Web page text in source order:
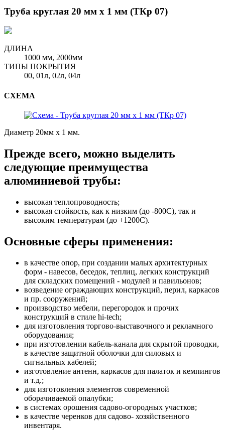
Труба круглая 20 мм х 1 мм (ТКр 07)
ДЛИНА
1000 мм, 2000мм
ТИПЫ ПОКРЫТИЯ
00, 01л, 02л, 04л
СХЕМА
Диаметр 20мм х 1 мм.
Прежде всего, можно выделить
следующие преимущества
алюминиевой трубы:
высокая теплопроводность;
высокая стойкость, как к низким (до -800С), так и
высоким температурам (до +1200С).
Основные сферы применения:
в качестве опор, при создании малых архитектурных
форм - навесов, беседок, теплиц, легких конструкций
для складских помещений - модулей и павильонов;
возведение ограждающих конструкций, перил, каркасов
и пр. сооружений;
производство мебели, перегородок и прочих
конструкций в стиле hi-tech;
для изготовления торгово-выставочного и рекламного
оборудования;
при изготовлении кабель-канала для скрытой проводки,
в качестве защитной оболочки для силовых и
сигнальных кабелей;
изготовление антенн, каркасов для палаток и кемпингов
и т.д.;
для изготовления элементов современной
оборачиваемой опалубки;
в системах орошения садово-огородных участков;
в качестве черенков для садово- хозяйственного
инвентаря.